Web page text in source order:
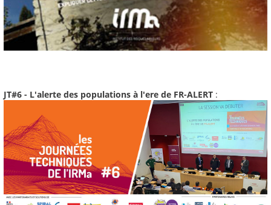
JT#6 - L'alerte des populations à l'ere de FR-ALERT :